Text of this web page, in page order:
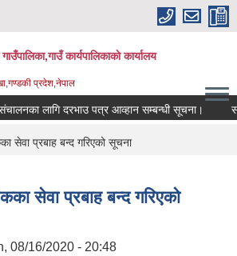
कार्यपालिकाकाे कार्यालय
प्रदेश,नेपाल
लागि दरभाउ पत्र आव्हान सम्बन्धी सूचना।
सेवा प्रबाह बन्द गरिएको सूचना
सेवा प्रबाह बन्द गरिएको
08/16/2020 - 20:48